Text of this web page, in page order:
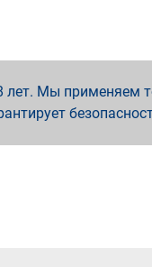
Мы применяем